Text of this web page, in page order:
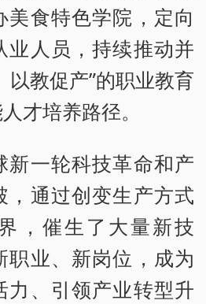
美食特色学院，定向
业人员，持续推动并
以教促产”的职业教育
才培养路径。
一轮科技革命和产
，通过创变生产方式
，催生了大量新技
职业、新岗位，成为
力、引领产业转型升